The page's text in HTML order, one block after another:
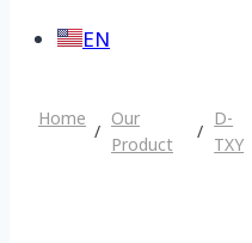
EN
Home
Our
Product
D-
TXY